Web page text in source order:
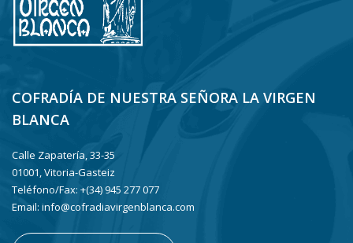
COFRADÍA DE NUESTRA SEÑORA LA VIRGEN
BLANCA
Calle Zapatería, 33-35
01001, Vitoria-Gasteiz
Teléfono/Fax: +(34) 945 277 077
Email: info@cofradiavirgenblanca.com